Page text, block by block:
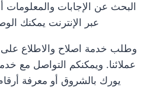
البحث عن الإجابات
عبر الإنترنت يمكنك
وطلب خدمة اصلاح والاطلاع
عملائنا. ويمكنكم التواصل مع
يورك بالشروق أو معرفة